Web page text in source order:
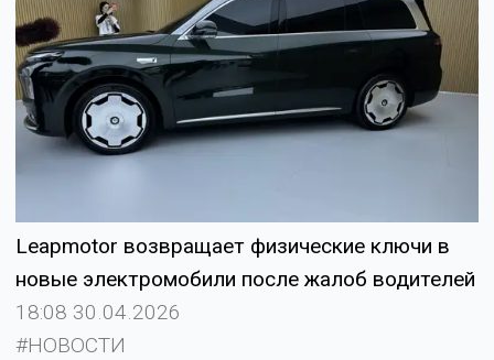
Leapmotor возвращает физические ключи в
новые электромобили после жалоб водителей
18:08 30.04.2026
#НОВОСТИ